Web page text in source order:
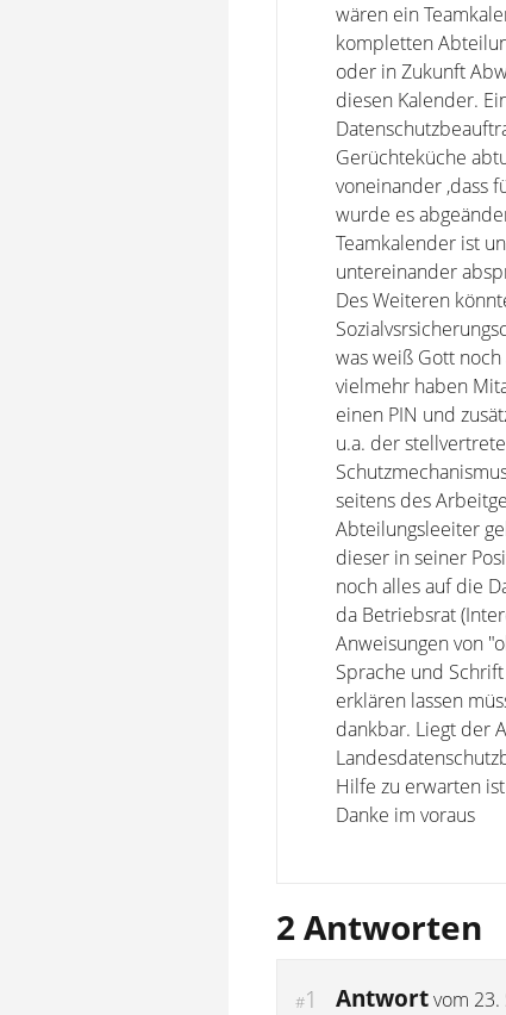
wären ein
kompletten
oder in Zukunft
diesen Kalender.
Gerüchteküche
voneinander ,dass
wurde es
Teamkalender ist
untereinander
Des Weiteren
was weiß Gott
vielmehr haben
einen PIN und
u.a. der
seitens des
Abteilungsleeiter
dieser in seiner
noch alles auf die
da Betriebsrat
Anweisungen von
Sprache und
erklären lassen
dankbar. Liegt der
Hilfe zu erwarten
Danke im voraus
2 Antworten
#1 Antwortvom